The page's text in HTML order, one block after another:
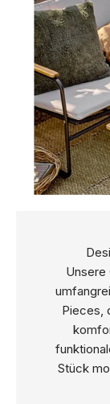
Unsere
Pieces,
Stück